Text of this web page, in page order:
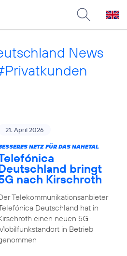
News
21. April 2026
NETZ FÜR DAS NAHETAL
bringt
nach Kirschroth
Telekommunikationsanbieter
Deutschland hat in
einen neuen 5G-
in Betrieb